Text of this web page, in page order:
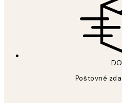
Poštovné